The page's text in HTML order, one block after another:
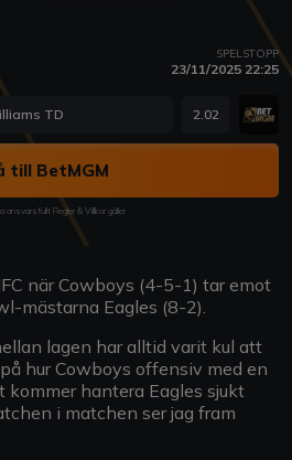
SPELSTOPP
23/11/2025 22:25
TD 2.02
till BetMGM
ansvarsfullt Regler & Villkor gäller
när Cowboys (4-5-1) tar emot
mästarna Eagles (8-2).
lagen har alltid varit kul att
hur Cowboys offensiv med en
hantera Eagles sjukt
i matchen ser jag fram